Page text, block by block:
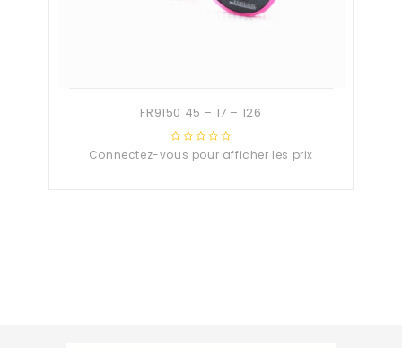
FR9150 45 – 17 – 126
0
Connectez-vous pour afficher les prix